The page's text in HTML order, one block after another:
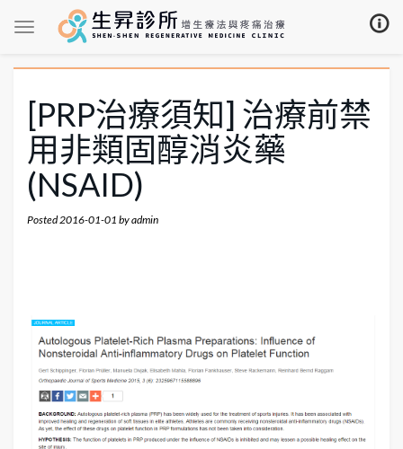
[PRP治療須知] 治療前禁
用非類固醇消炎藥
(NSAID)
Posted2016-01-01 byadmin